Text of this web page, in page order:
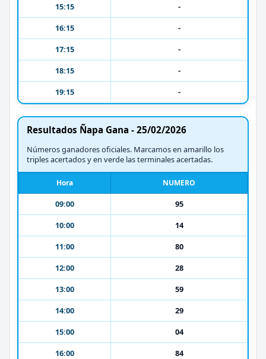
15:15
-
16:15
-
17:15
-
18:15
-
19:15
-
Resultados Ñapa Gana - 25/02/2026
Números ganadores oficiales. Marcamos en amarillo los
triples acertados y en verde las terminales acertadas.
Hora NUMERO
09:00
95
10:00
14
11:00
80
12:00
28
13:00
59
14:00
29
15:00
04
16:00
84